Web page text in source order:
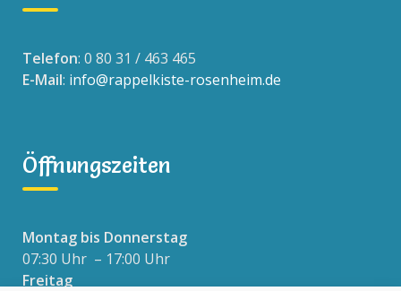
Telefon: 0 80 31 / 463 465
E-Mail: info@rappelkiste-rosenheim.de
Öffnungszeiten
Montag bis Donnerstag
07:30 Uhr – 17:00 Uhr
Freitag